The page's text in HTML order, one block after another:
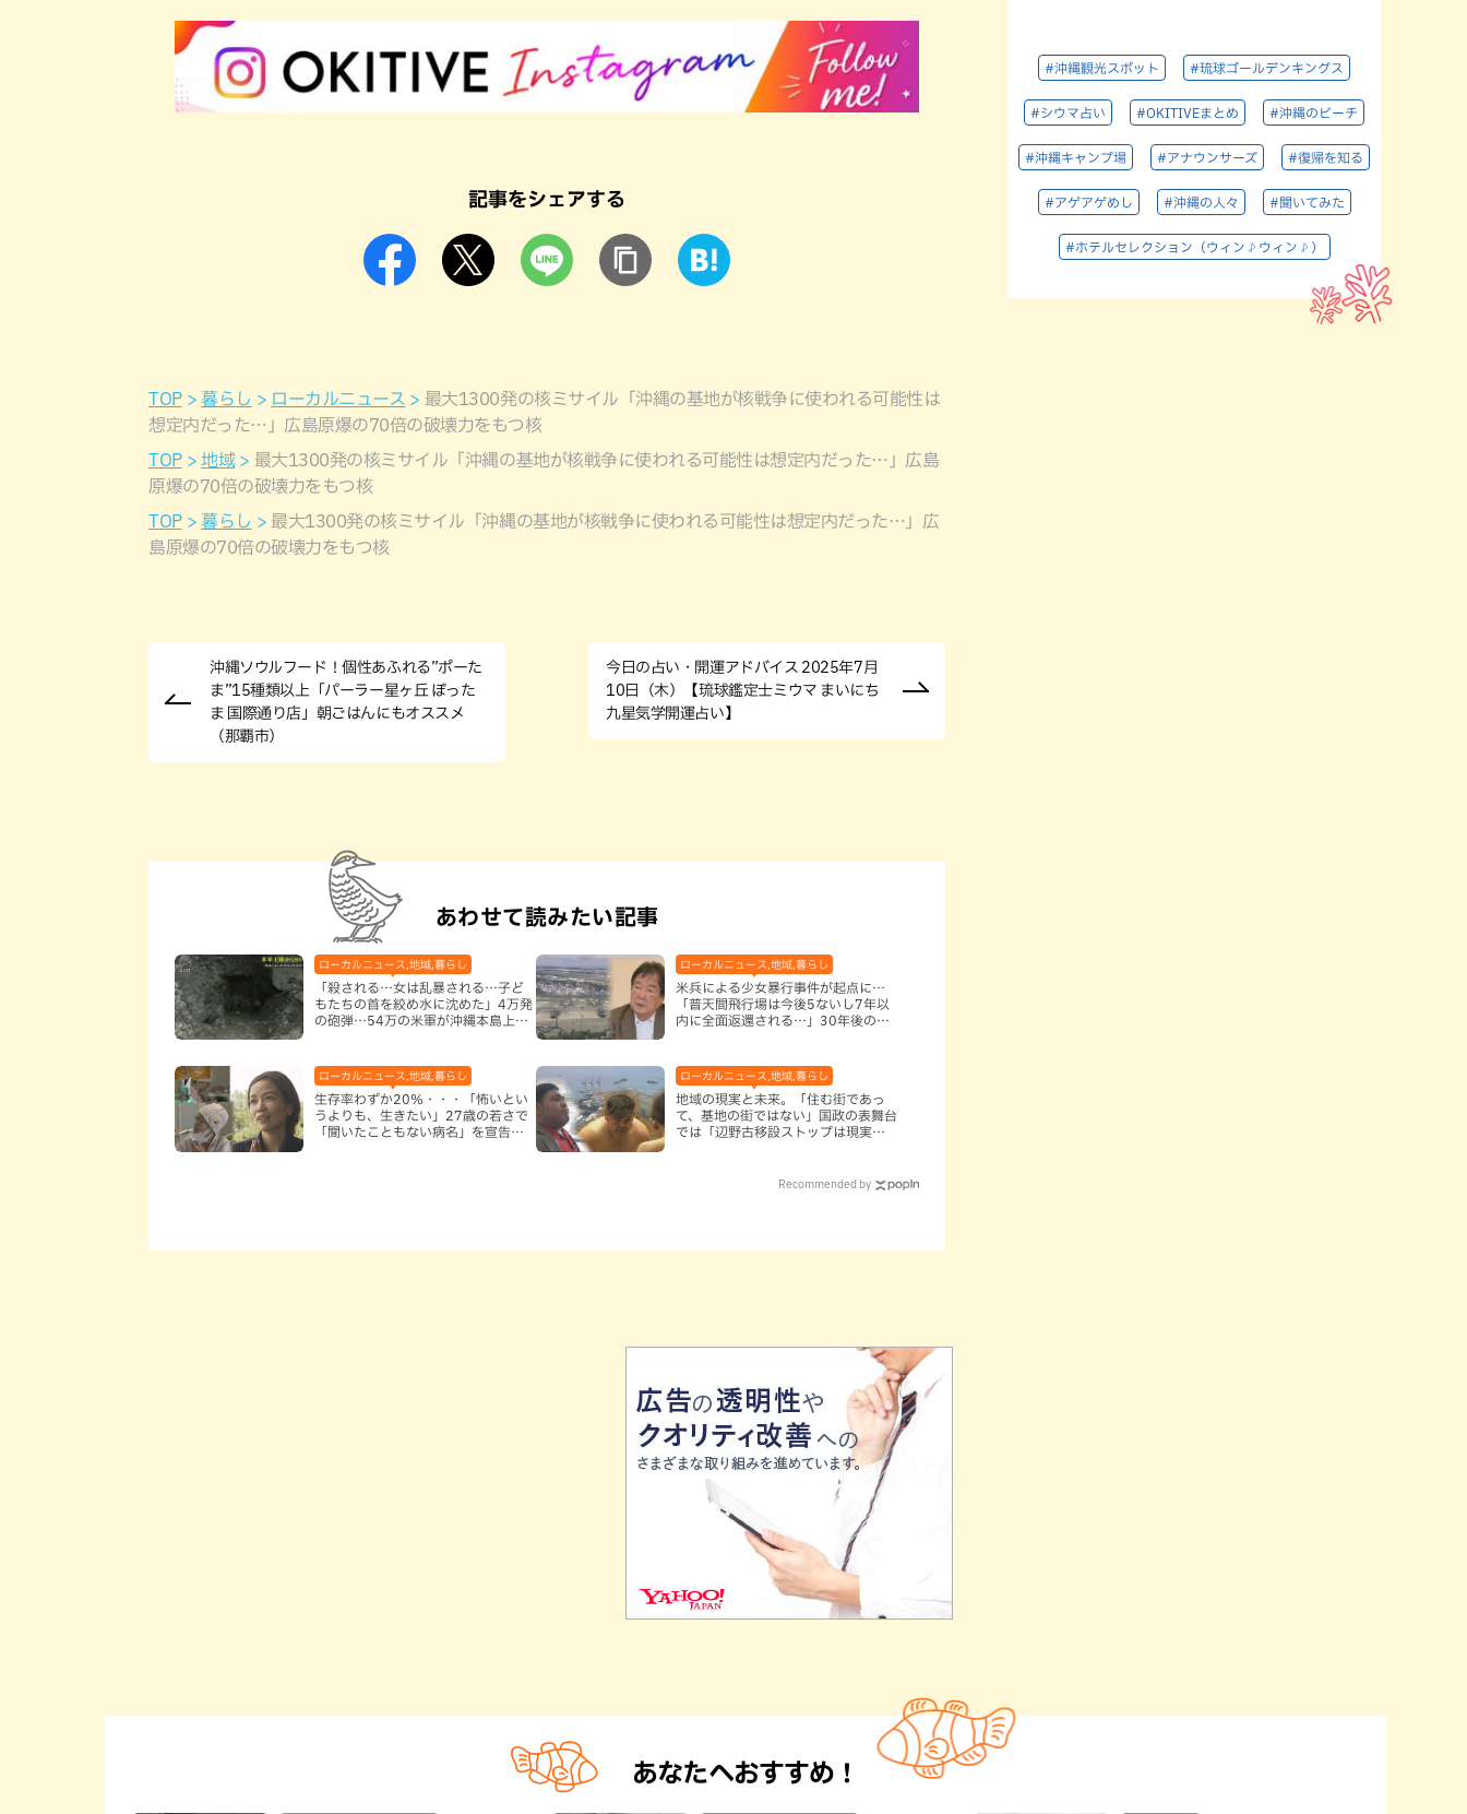
記事をシェアする
TOP 暮らし ローカルニュース
最大1300発の核ミサイル「沖縄の基地が核戦争に使われる可能性は
想定内だった…」広島原爆の70倍の破壊力をもつ核
TOP
地域
最大1300発の核ミサイル「沖縄の基地が核戦争に使われる可能性は想定内だった…」広島
原爆の70倍の破壊力をもつ核
TOP
暮らし
最大1300発の核ミサイル「沖縄の基地が核戦争に使われる可能性は想定内だった…」広
島原爆の70倍の破壊力をもつ核
沖縄ソウルフード！個性あふれる”ポーた
ま”15種類以上「パーラー星ヶ丘 ぽった
ま 国際通り店」朝ごはんにもオススメ
（那覇市）
今日の占い・開運アドバイス 2025年7月
10日（木）【琉球鑑定士ミウマ まいにち
九星気学開運占い】
あわせて読みたい記事
ローカルニュース,地域,暮らし
「殺される…女は乱暴される…子ど
もたちの首を絞め水に沈めた」4万発
の砲弾…54万の米軍が沖縄本島上陸
ローカルニュース,地域,暮らし
米兵による少女暴行事件が起点に…
「普天間飛行場は今後5ないし7年以
内に全面返還される…」30年後の後
ローカルニュース,地域,暮らし
生存率わずか20％・・・「怖いとい
うよりも、生きたい」27歳の若さで
「聞いたこともない病名」を宣告さ
ローカルニュース,地域,暮らし
地域の現実と未来。「住む街であっ
て、基地の街ではない」国政の表舞台
では「辺野古移設ストップは現実的
Recommended by
#沖縄観光スポット #琉球ゴールデンキングス
#シウマ占い #OKITIVEまとめ #沖縄のビーチ
#沖縄キャンプ場 #アナウンサーズ #復帰を知る
#アゲアゲめし #沖縄の人々 #聞いてみた
#ホテルセレクション（ウィン♪ウィン♪）
あなたへおすすめ！